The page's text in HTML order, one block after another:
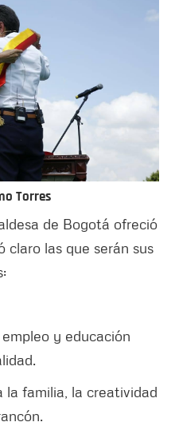
Torres
de Bogotá ofreció
claro las que serán sus
y educación
la familia, la creatividad